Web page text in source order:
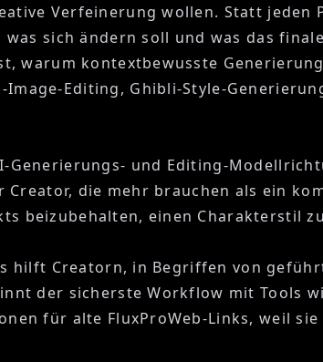
Verfeinerung wollen. Statt jeden
sich ändern soll und was das
warum kontextbewusste
Editing, Ghibli-Style-
und Editing-
die mehr brauchen als ein
beizubehalten, einen Charakterstil
hilft Creatorn, in Begriffen von
der sicherste Workflow mit Tools
für alte FluxProWeb-Links, weil